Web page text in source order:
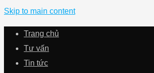
Skip to main content
Trang chủ
Tư vấn
Tin tức